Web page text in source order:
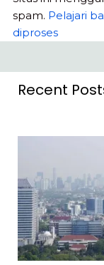
spam. Pelajari
diproses
Recent